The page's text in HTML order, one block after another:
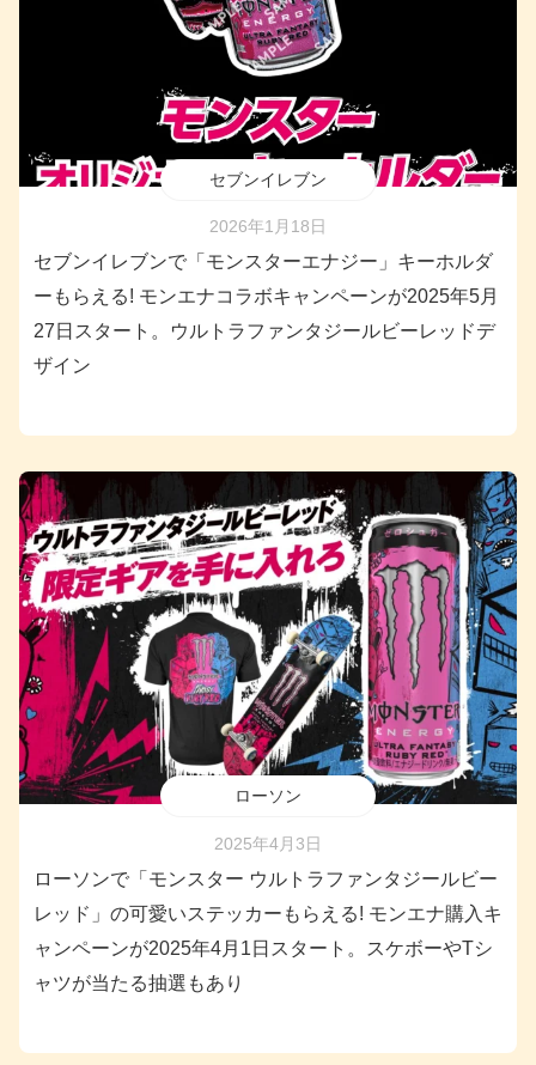
セブンイレブン
2026年1月18日
セブンイレブンで「モンスターエナジー」キーホルダ
ーもらえる! モンエナコラボキャンペーンが2025年5月
27日スタート。ウルトラファンタジールビーレッドデ
ザイン
ローソン
2025年4月3日
ローソンで「モンスター ウルトラファンタジールビー
レッド」の可愛いステッカーもらえる! モンエナ購入キ
ャンペーンが2025年4月1日スタート。スケボーやTシ
ャツが当たる抽選もあり